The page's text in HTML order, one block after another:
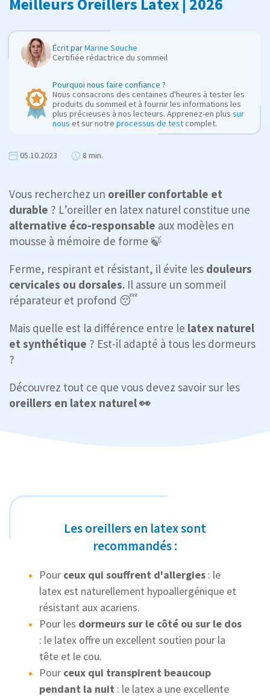
Écrit parMarine Souche
Certifiée rédactrice du sommeil
Pourquoi nous faire confiance ?
Nous consacrons des centaines d'heures à tester les
produits du sommeil et à fournir les informations les
plus précieuses à nos lecteurs. Apprenez-en plus sur
nous et sur notre processus de testcomplet.
05.10.2023 8 min.
Vous recherchez un oreiller confortable et
durable ? L’oreiller en latex naturel constitue une
alternative éco-responsable aux modèles en
mousse à mémoire de forme 🍃
Ferme, respirant et résistant, il évite les douleurs
cervicales ou dorsales. Il assure un sommeil
réparateur et profond 😴
Mais quelle est la différence entre le latex naturel
et synthétique ? Est-il adapté à tous les dormeurs
?
Découvrez tout ce que vous devez savoir sur les
oreillers en latex naturel 👀
Les oreillers en latex sont
recommandés :
Pour ceux qui souffrent d'allergies : le
latex est naturellement hypoallergénique et
résistant aux acariens.
Pour les dormeurs sur le côté ou sur le dos
: le latex offre un excellent soutien pour la
tête et le cou.
Pour ceux qui transpirent beaucoup
pendant la nuit : le latex a une excellente